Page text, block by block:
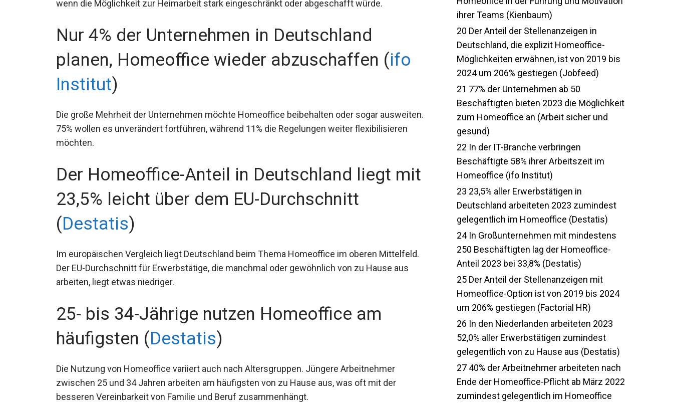
wenn die Möglichkeit zur Heimarbeit stark eingeschränkt oder abgeschafft würde.
Nur 4% der Unternehmen in Deutschland
planen, Homeoffice wieder abzuschaffen (ifo
Institut)
Die große Mehrheit der Unternehmen möchte Homeoffice beibehalten oder sogar ausweiten.
75% wollen es unverändert fortführen, während 11% die Regelungen weiter flexibilisieren
möchten.
Der Homeoffice-Anteil in Deutschland liegt mit
23,5% leicht über dem EU-Durchschnitt
(Destatis)
Im europäischen Vergleich liegt Deutschland beim Thema Homeoffice im oberen Mittelfeld.
Der EU-Durchschnitt für Erwerbstätige, die manchmal oder gewöhnlich von zu Hause aus
arbeiten, liegt etwas niedriger.
25- bis 34-Jährige nutzen Homeoffice am
häufigsten (Destatis)
Die Nutzung von Homeoffice variiert auch nach Altersgruppen. Jüngere Arbeitnehmer
zwischen 25 und 34 Jahren arbeiten am häufigsten von zu Hause aus, was oft mit der
besseren Vereinbarkeit von Familie und Beruf zusammenhängt.
ihrer Teams (Kienbaum)
20 Der Anteil der Stellenanzeigen in
Deutschland, die explizit Homeoffice-
Möglichkeiten erwähnen, ist von 2019 bis
2024 um 206% gestiegen (Jobfeed)
21 77% der Unternehmen ab 50
Beschäftigten bieten 2023 die Möglichkeit
zum Homeoffice an (Arbeit sicher und
gesund)
22 In der IT-Branche verbringen
Beschäftigte 58% ihrer Arbeitszeit im
Homeoffice (ifo Institut)
23 23,5% aller Erwerbstätigen in
Deutschland arbeiteten 2023 zumindest
gelegentlich im Homeoffice (Destatis)
24In Großunternehmen mit mindestens
250 Beschäftigten lag der Homeoffice-
Anteil 2023 bei 33,8% (Destatis)
25 Der Anteil der Stellenanzeigen mit
Homeoffice-Option ist von 2019 bis 2024
um 206% gestiegen (Factorial HR)
26 In den Niederlanden arbeiteten 2023
52,0% aller Erwerbstätigen zumindest
gelegentlich von zu Hause aus (Destatis)
27 40% der Arbeitnehmer arbeiteten nach
Ende der Homeoffice-Pflicht ab März 2022
zumindest gelegentlich im Homeoffice